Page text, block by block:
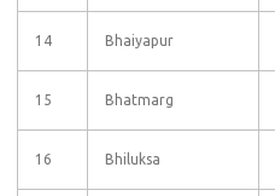
14 Bhaiyapur
15 Bhatmarg
16 Bhiluksa